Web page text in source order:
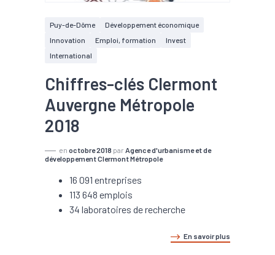
Puy-de-Dôme
Développement économique
Innovation
Emploi, formation
Invest
International
Chiffres-clés Clermont
Auvergne Métropole
2018
en octobre 2018 par Agence d'urbanisme et de
développement Clermont Métropole
16 091 entreprises
113 648 emplois
34 laboratoires de recherche
En savoir plus